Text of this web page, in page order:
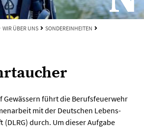
WIR ÜBER UNS
SONDEREINHEITEN
Gewässern führt die Berufsfeuerwehr
mit der Deutschen Lebens-
(DLRG) durch. Um dieser Aufgabe